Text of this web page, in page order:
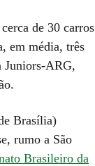
de 30 carros
em média, três
Juniors-ARG,
Brasília)
rumo a São
Brasileiro da